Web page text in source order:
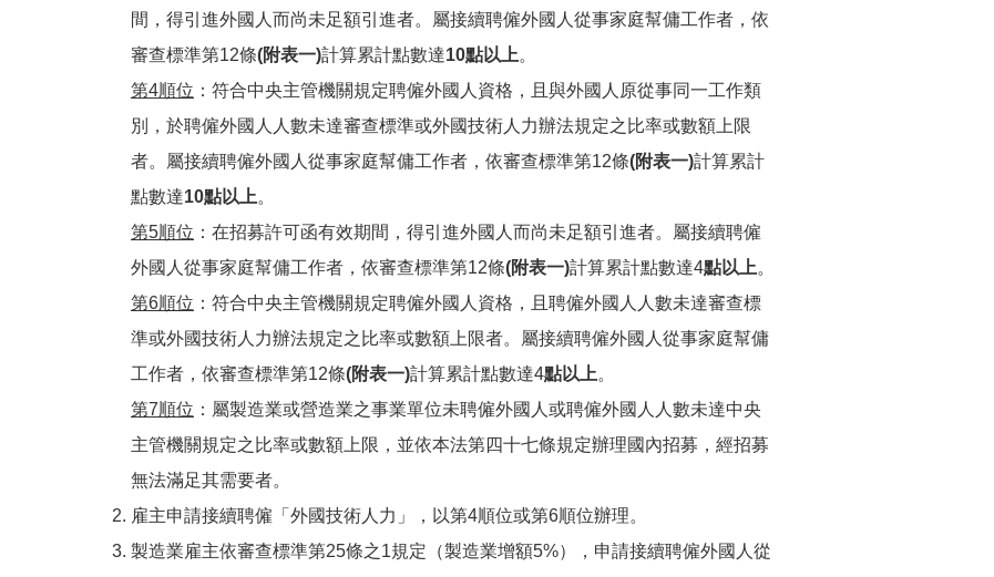
間，得引進外國人而尚未足額引進者。屬接續聘僱外國人從事家庭幫傭工作者，依
審查標準第12條(附表一)計算累計點數達10點以上。
第4順位 ：符合中央主管機關規定聘僱外國人資格，且與外國人原從事同一工作類
別，於聘僱外國人人數未達審查標準或外國技術人力辦法規定之比率或數額上限
者。屬接續聘僱外國人從事家庭幫傭工作者，依審查標準第12條(附表一)計算累計
點數達10點以上。
第5順位 ：在招募許可函有效期間，得引進外國人而尚未足額引進者。屬接續聘僱
外國人從事家庭幫傭工作者，依審查標準第12條(附表一)計算累計點數達4點以上。
第6順位 ：符合中央主管機關規定聘僱外國人資格，且聘僱外國人人數未達審查標
準或外國技術人力辦法規定之比率或數額上限者。屬接續聘僱外國人從事家庭幫傭
工作者，依審查標準第12條(附表一)計算累計點數達4點以上。
第7順位 ：屬製造業或營造業之事業單位未聘僱外國人或聘僱外國人人數未達中央
主管機關規定之比率或數額上限，並依本法第四十七條規定辦理國內招募，經招募
無法滿足其需要者。
雇主申請接續聘僱「外國技術人力」，以第4順位或第6順位辦理。
製造業雇主依審查標準第25條之1規定（製造業增額5%），申請接續聘僱外國人從